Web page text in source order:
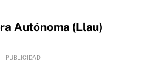
Autónoma (Llau)